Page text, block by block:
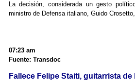
La decisión, considerada un gesto
ministro de Defensa italiano, Guido
07:23 am
Fuente: Transdoc
Fallece Felipe Staiti, guitarrista